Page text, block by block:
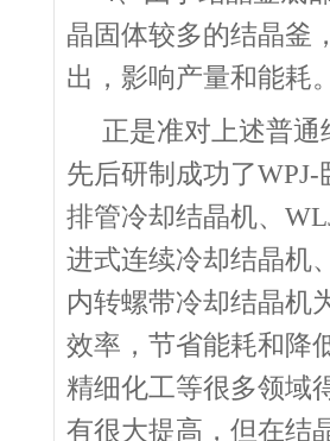
晶固体较多的结晶釜
出，影响产量和能耗
正是准对上述普
先后研制成功了
排管冷却结晶机、
进式连续冷却结晶机
内转螺带冷却结晶机
效率，节省能耗和降
精细化工等很多领域
有很大提高，但在结